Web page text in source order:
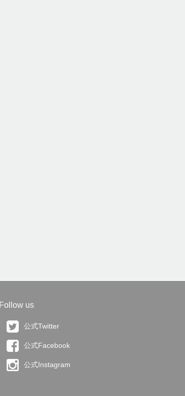
Follow us
公式Twitter
公式Facebook
公式Instagram